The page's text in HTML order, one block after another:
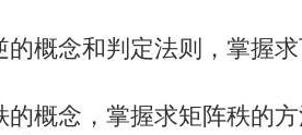
的概念和判定法则，掌握
的概念，掌握求矩阵秩的